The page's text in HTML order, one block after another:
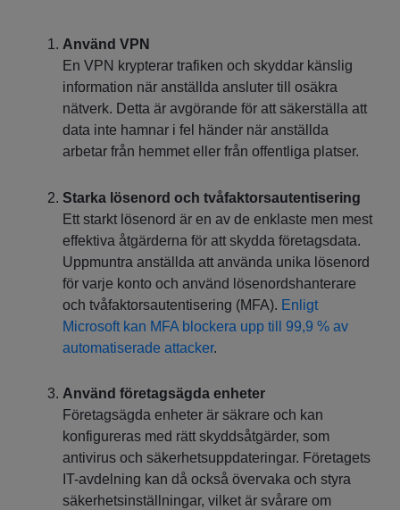
Använd VPN
En VPN krypterar trafiken och skyddar känslig
information när anställda ansluter till osäkra
nätverk. Detta är avgörande för att säkerställa att
data inte hamnar i fel händer när anställda
arbetar från hemmet eller från offentliga platser.
Starka lösenord och tvåfaktorsautentisering
Ett starkt lösenord är en av de enklaste men mest
effektiva åtgärderna för att skydda företagsdata.
Uppmuntra anställda att använda unika lösenord
för varje konto och använd lösenordshanterare
och tvåfaktorsautentisering (MFA). Enligt
Microsoft kan MFA blockera upp till 99,9 % av
automatiserade attacker.
Använd företagsägda enheter
Företagsägda enheter är säkrare och kan
konfigureras med rätt skyddsåtgärder, som
antivirus och säkerhetsuppdateringar. Företagets
IT-avdelning kan då också övervaka och styra
säkerhetsinställningar, vilket är svårare om